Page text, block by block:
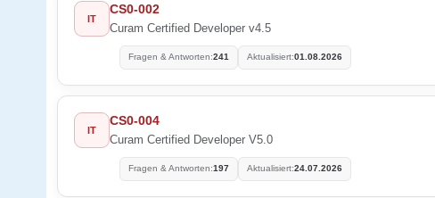
IT
CS0-002
Curam Certified Developer v4.5
Fragen & Antworten:241 Aktualisiert:01.08.2026
IT
CS0-004
Curam Certified Developer V5.0
Fragen & Antworten:197 Aktualisiert:24.07.2026